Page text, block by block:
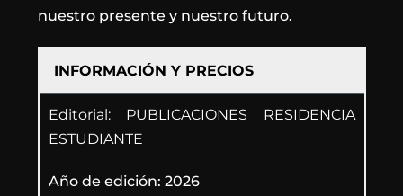
nuestro presente y nuestro futuro.
INFORMACIÓN Y PRECIOS
Editorial: PUBLICACIONES RESIDENCIA
ESTUDIANTE
Año de edición: 2026